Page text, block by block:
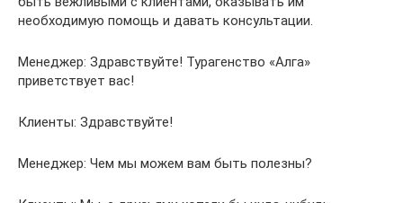
необходимую помощь и давать консультации.
Менеджер: Здравствуйте! Турагенство «Алга»
приветствует вас!
Клиенты: Здравствуйте!
Менеджер: Чем мы можем вам быть полезны?